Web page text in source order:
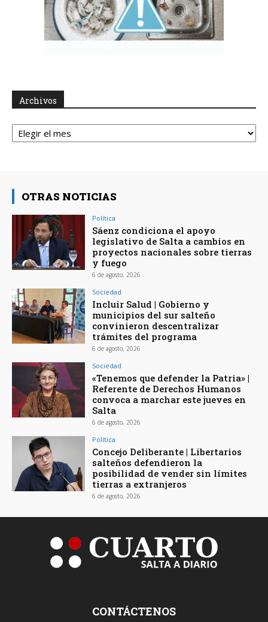
Archivos
Archivos
OTRAS NOTICIAS
Política
Sáenz condiciona el apoyo
legislativo de Salta a cambios en
proyectos nacionales sobre tierras
y fuego
6 de agosto, 2026
Sociedad
Incluir Salud | Gobierno y
municipios del sur salteño
convinieron descentralizar
trámites del programa
6 de agosto, 2026
Sociedad
«Tenemos que defender la Patria» |
Referente de Derechos Humanos
convoca a marchar este jueves en
Salta
6 de agosto, 2026
Política
Concejo Deliberante | Libertarios
salteños defendieron la
posibilidad de vender sin límites
tierras a extranjeros
6 de agosto, 2026
CONTÁCTENOS